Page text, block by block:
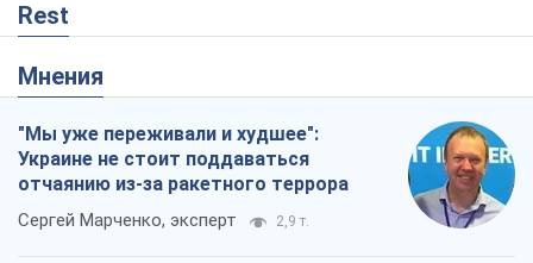
Rest
Мнения
"Мы уже переживали и худшее":
Украине не стоит поддаваться
отчаянию из-за ракетного террора
Сергей Марченко, эксперт 2,9 т.